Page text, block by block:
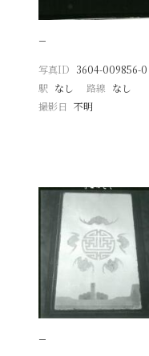
−
写真ID 3604-009856-0
駅 なし 路線 なし
撮影日
不明
−